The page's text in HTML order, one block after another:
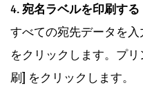
4.宛名ラベルを印刷する
すべての宛先データを
をクリックします。プ
刷] をクリックします。